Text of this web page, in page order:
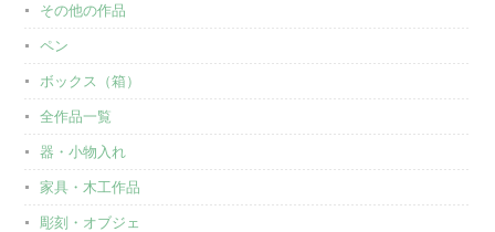
その他の作品
ペン
ボックス（箱）
全作品一覧
器・小物入れ
家具・木工作品
彫刻・オブジェ